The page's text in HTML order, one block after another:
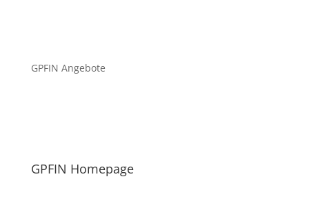
GPFIN Angebote
GPFIN Homepage